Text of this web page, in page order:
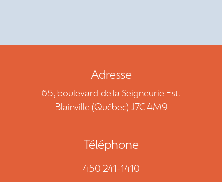
Adresse
65, boulevard de la Seigneurie Est.
Blainville (Québec) J7C 4M9
Téléphone
450 241-1410